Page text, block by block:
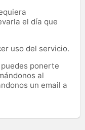
el día que
uso del servicio.
ponerte
al
un email a